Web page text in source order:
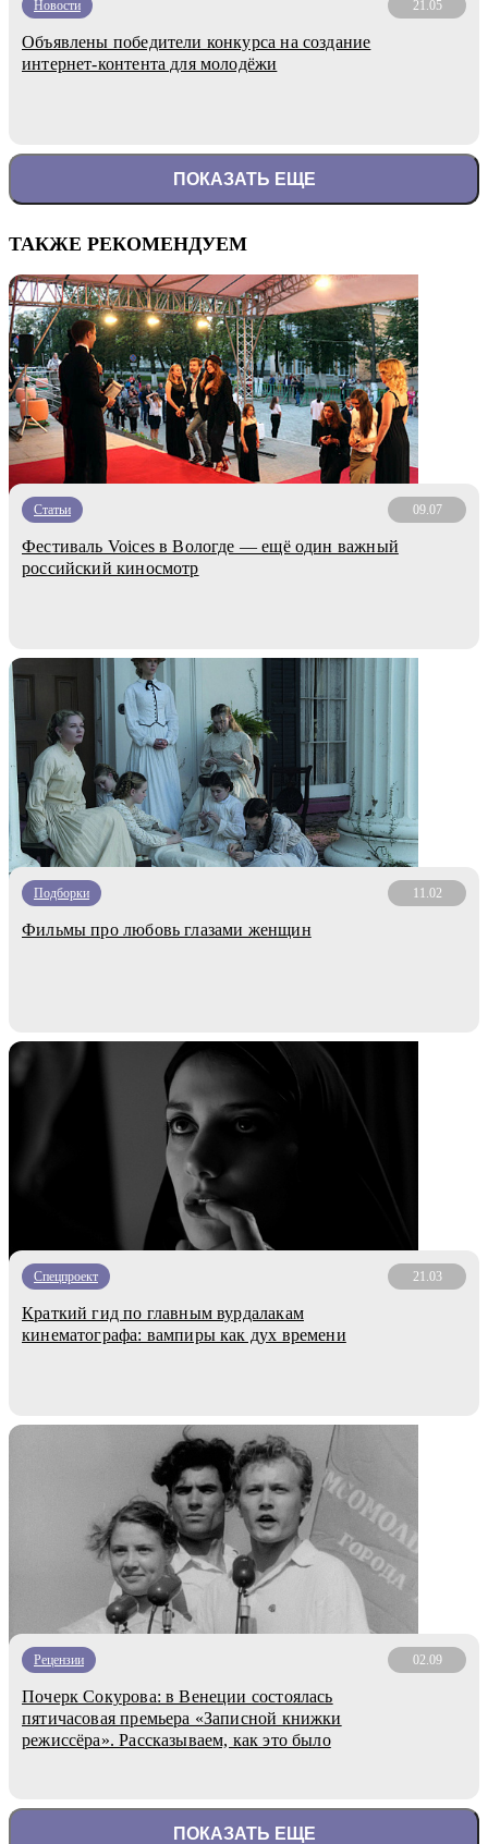
Новости 21.05
Объявлены победители конкурса на создание
интернет-контента для молодёжи
ПОКАЗАТЬ ЕЩЕ
ТАКЖЕ РЕКОМЕНДУЕМ
Статьи 09.07
Фестиваль Voices в Вологде — ещё один важный
российский киносмотр
Подборки 11.02
Фильмы про любовь глазами женщин
Спецпроект 21.03
Краткий гид по главным вурдалакам
кинематографа: вампиры как дух времени
Рецензии 02.09
Почерк Сокурова: в Венеции состоялась
пятичасовая премьера «Записной книжки
режиссёра». Рассказываем, как это было
ПОКАЗАТЬ ЕЩЕ